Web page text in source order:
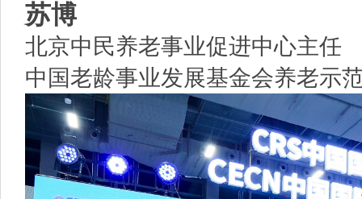
苏博
北京中民养老事业促进中心主任
中国老龄事业发展基金会养老示